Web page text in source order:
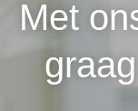
Met